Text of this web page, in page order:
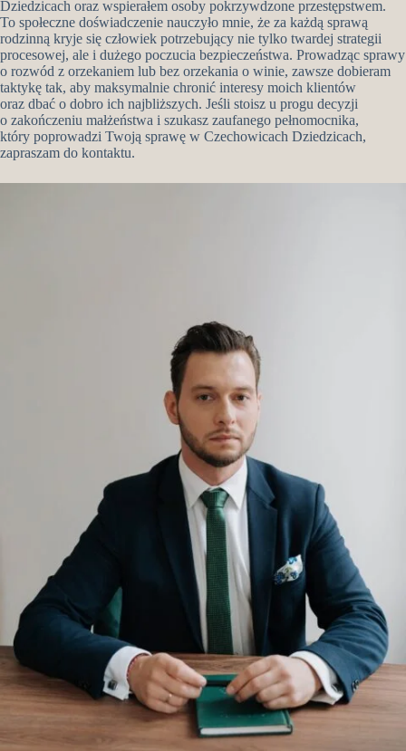
Dziedzicach oraz wspierałem osoby pokrzywdzone przestępstwem.
To społeczne doświadczenie nauczyło mnie, że za każdą sprawą
rodzinną kryje się człowiek potrzebujący nie tylko twardej strategii
procesowej, ale i dużego poczucia bezpieczeństwa. Prowadząc sprawy
o rozwód z orzekaniem lub bez orzekania o winie, zawsze dobieram
taktykę tak, aby maksymalnie chronić interesy moich klientów
oraz dbać o dobro ich najbliższych. Jeśli stoisz u progu decyzji
o zakończeniu małżeństwa i szukasz zaufanego pełnomocnika,
który poprowadzi Twoją sprawę w Czechowicach Dziedzicach,
zapraszam do kontaktu.